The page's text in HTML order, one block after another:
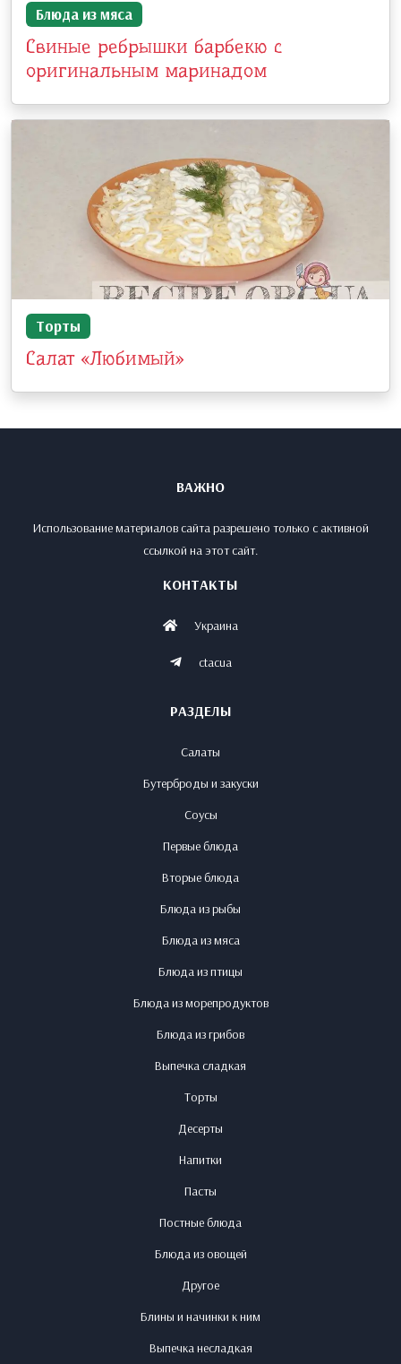
Блюда из мяса
Свиные ребрышки барбекю с
оригинальным маринадом
Торты
Салат «Любимый»
ВАЖНО
Использование материалов сайта разрешено только с активной
ссылкой на этот сайт.
КОНТАКТЫ
Украина
ctacua
РАЗДЕЛЫ
Салаты
Бутерброды и закуски
Соусы
Первые блюда
Вторые блюда
Блюда из рыбы
Блюда из мяса
Блюда из птицы
Блюда из морепродуктов
Блюда из грибов
Выпечка сладкая
Торты
Десерты
Напитки
Пасты
Постные блюда
Блюда из овощей
Другое
Блины и начинки к ним
Выпечка несладкая